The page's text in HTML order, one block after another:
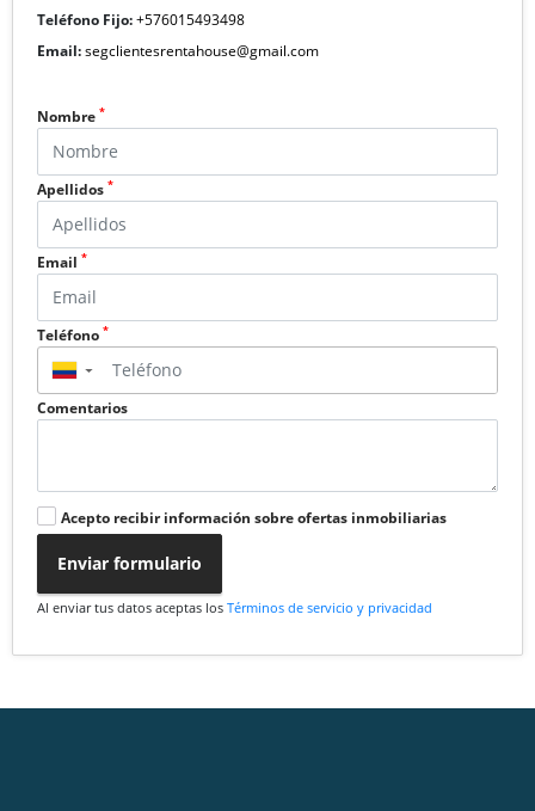
Teléfono Fijo:+576015493498
Email:segclientesrentahouse@gmail.com
Nombre *
Apellidos *
Email *
Teléfono *
▼
Comentarios
Acepto recibir información sobre ofertas inmobiliarias
Enviar formulario
Al enviar tus datos aceptas los Términos de servicio y privacidad